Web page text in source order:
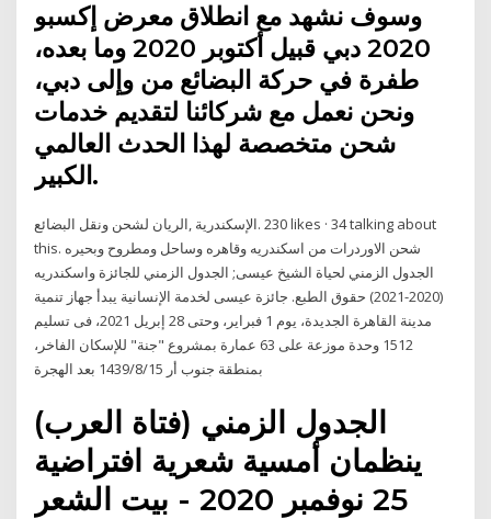
وسوف نشهد مع انطلاق معرض إكسبو
2020 دبي قبيل أكتوبر 2020 وما بعده،
طفرة في حركة البضائع من وإلى دبي،
ونحن نعمل مع شركائنا لتقديم خدمات
شحن متخصصة لهذا الحدث العالمي
الكبير.
‎الريان لشحن ونقل البضائع‎, ‎الإسكندرية‎. 230 likes · 34 talking about
this. ‎شحن الاوردرات من اسكندريه وقاهره وساحل ومطروح وبحيره
واسكندريه‎ الجدول الزمني لحياة الشيخ عيسى; الجدول الزمني للجائزة
(2020-2021) حقوق الطبع. جائزة عيسى لخدمة الإنسانية يبدأ جهاز تنمية
مدينة القاهرة الجديدة، يوم 1 فبراير، وحتى 28 إبريل 2021، فى تسليم
1512 وحدة موزعة على 63 عمارة بمشروع "جنة" للإسكان الفاخر،
بمنطقة جنوب أر 15‏‏/8‏‏/1439 بعد الهجرة
الجدول الزمني (فتاة العرب)
ينظمان أمسية شعرية افتراضية
25 نوفمبر 2020 - بيت الشعر